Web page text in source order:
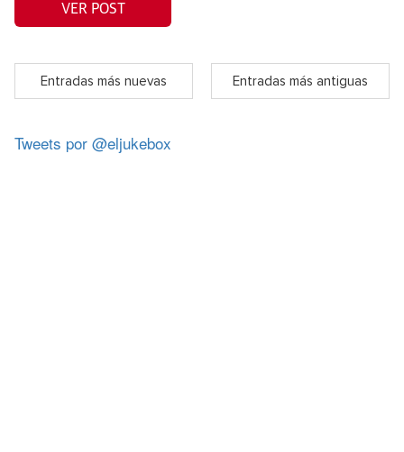
VER POST
Entradas más nuevas Entradas más antiguas
Tweets por @eljukebox